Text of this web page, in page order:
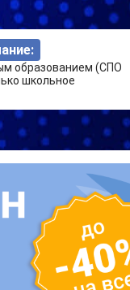
образованием (СПО
школьное